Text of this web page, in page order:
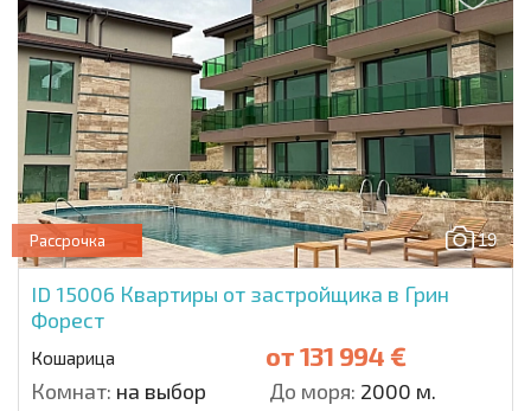
19
Рассрочка
ID 15006 Квартиры от застройщика в Грин
Форест
Кошарица от131 994 €
Комнат: на выбор До моря: 2000 м.